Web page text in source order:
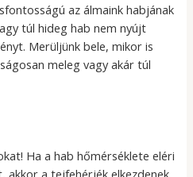
az álmaink habjának
túl hideg hab nem nyújt
Merüljünk bele, mikor is
meleg vagy akár túl
Ha a hab hőmérséklete eléri